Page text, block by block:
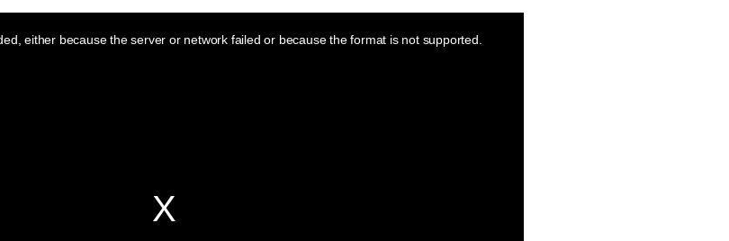
either because the server or network failed or because the format is not supported.